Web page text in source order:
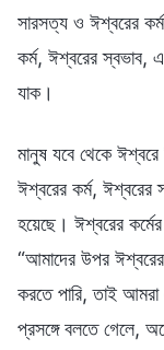
সারসত্য ও ঈশ্বরের
কর্ম, ঈশ্বরের স্বভাব,
যাক।
মানুষ যবে থেকে
ঈশ্বরের কর্ম, ঈশ্বরের
হয়েছে। ঈশ্বরের
“আমাদের উপর
করতে পারি, তাই
প্রসঙ্গে বলতে গেলে,